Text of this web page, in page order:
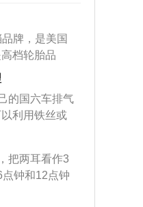
牌，是美国
档轮胎品
有生产，这
的国六车排气
利用铁丝或
出来，如果
采取应急措
棍将所有的
处，然后将
将堵塞的东
把两耳看作3
钟和12点钟
、双手握住